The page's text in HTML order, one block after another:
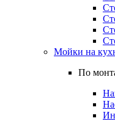
Мойки на
По